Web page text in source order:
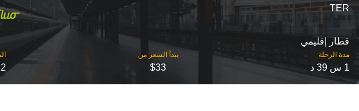
TER
قطار إقليمي
مدة الرحلة
1 س 39 د
‎يبدأ السعر من
$33
2